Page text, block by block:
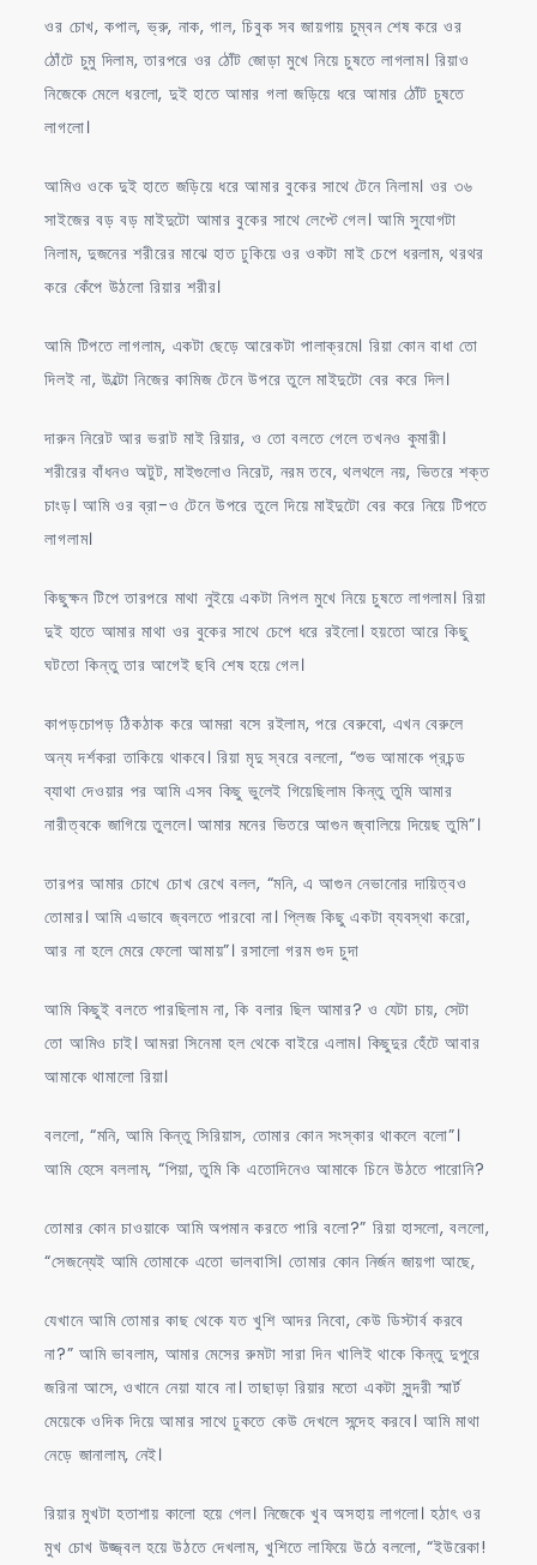
ওর চোখ, কপাল, ভ্রু, নাক, গাল, চিবুক সব জায়গায় চুম্বন শেষ করে ওর
ঠোঁটে চুমু দিলাম, তারপরে ওর ঠোঁট জোড়া মুখে নিয়ে চুষতে লাগলাম। রিয়াও
নিজেকে মেলে ধরলো, দুই হাতে আমার গলা জড়িয়ে ধরে আমার ঠোঁট চুষতে
লাগলো।
আমিও ওকে দুই হাতে জড়িয়ে ধরে আমার বুকের সাথে টেনে নিলাম। ওর ৩৬
সাইজের বড় বড় মাইদুটো আমার বুকের সাথে লেপ্টে গেল। আমি সুযোগটা
নিলাম, দুজনের শরীরের মাঝে হাত ঢুকিয়ে ওর ওকটা মাই চেপে ধরলাম, থরথর
করে কেঁপে উঠলো রিয়ার শরীর।
আমি টিপতে লাগলাম, একটা ছেড়ে আরেকটা পালাক্রমে। রিয়া কোন বাধা তো
দিলই না, উল্টো নিজের কামিজ টেনে উপরে তুলে মাইদুটো বের করে দিল।
দারুন নিরেট আর ভরাট মাই রিয়ার, ও তো বলতে গেলে তখনও কুমারী।
শরীরের বাঁধনও অটুট, মাইগুলোও নিরেট, নরম তবে, থলথলে নয়, ভিতরে শক্ত
চাংড়। আমি ওর ব্রা-ও টেনে উপরে তুলে দিয়ে মাইদুটো বের করে নিয়ে টিপতে
লাগলাম।
কিছুক্ষন টিপে তারপরে মাথা নুইয়ে একটা নিপল মুখে নিয়ে চুষতে লাগলাম। রিয়া
দুই হাতে আমার মাথা ওর বুকের সাথে চেপে ধরে রইলো। হয়তো আরে কিছু
ঘটতো কিন্তু তার আগেই ছবি শেষ হয়ে গেল।
কাপড়চোপড় ঠিকঠাক করে আমরা বসে রইলাম, পরে বেরুবো, এখন বেরুলে
অন্য দর্শকরা তাকিয়ে থাকবে। রিয়া মৃদু স্বরে বললো, “শুভ আমাকে প্রচন্ড
ব্যাথা দেওয়ার পর আমি এসব কিছু ভুলেই গিয়েছিলাম কিন্তু তুমি আমার
নারীত্বকে জাগিয়ে তুললে। আমার মনের ভিতরে আগুন জ্বালিয়ে দিয়েছ তুমি”।
তারপর আমার চোখে চোখ রেখে বলল, “মনি, এ আগুন নেভানোর দায়িত্বও
তোমার। আমি এভাবে জ্বলতে পারবো না। প্লিজ কিছু একটা ব্যবস্থা করো,
আর না হলে মেরে ফেলো আমায়”। রসালো গরম গুদ চুদা
আমি কিছুই বলতে পারছিলাম না, কি বলার ছিল আমার? ও যেটা চায়, সেটা
তো আমিও চাই। আমরা সিনেমা হল থেকে বাইরে এলাম। কিছুদুর হেঁটে আবার
আমাকে থামালো রিয়া।
বললো, “মনি, আমি কিন্তু সিরিয়াস, তোমার কোন সংস্কার থাকলে বলো”।
আমি হেসে বললাম, “পিয়া, তুমি কি এতোদিনেও আমাকে চিনে উঠতে পারোনি?
তোমার কোন চাওয়াকে আমি অপমান করতে পারি বলো?” রিয়া হাসলো, বললো,
“সেজন্যেই আমি তোমাকে এতো ভালবাসি। তোমার কোন নির্জন জায়গা আছে,
যেখানে আমি তোমার কাছ থেকে যত খুশি আদর নিবো, কেউ ডিস্টার্ব করবে
না?” আমি ভাবলাম, আমার মেসের রুমটা সারা দিন খালিই থাকে কিন্তু দুপুরে
জরিনা আসে, ওখানে নেয়া যাবে না। তাছাড়া রিয়ার মতো একটা সুন্দরী স্মার্ট
মেয়েকে ওদিক দিয়ে আমার সাথে ঢুকতে কেউ দেখলে সন্দেহ করবে। আমি মাথা
নেড়ে জানালাম, নেই।
রিয়ার মুখটা হতাশায় কালো হয়ে গেল। নিজেকে খুব অসহায় লাগলো। হঠাৎ ওর
মুখ চোখ উজ্জ্বল হয়ে উঠতে দেখলাম, খুশিতে লাফিয়ে উঠে বললো, “ইউরেকা!